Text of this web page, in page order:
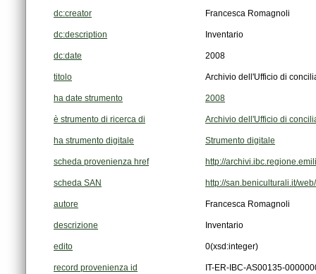
dc:creator Francesca Romagnoli
dc:description Inventario
dc:date 2008
titolo Archivio dell'Ufficio di
ha date strumento 2008
è strumento di ricerca di Archivio dell'Ufficio di
ha strumento digitale Strumento digitale
scheda provenienza href http://
scheda SAN http://san.beniculturali.it/
autore Francesca Romagnoli
descrizione Inventario
edito 0(xsd:integer)
record provenienza id IT-ER-IBC-AS00135-